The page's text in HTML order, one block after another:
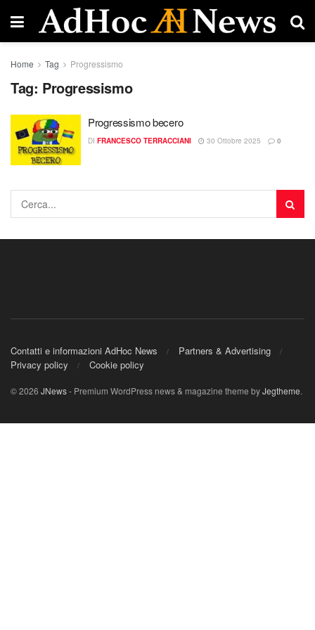
Home Tag Progressismo
Tag: Progressismo
Progressismo becero
DI FRANCESCO TERRACCIANI 30 Ottobre 2025 0
Contatti e informazioni AdHoc News
Partners & Advertising
Privacy policy
Cookie policy
© 2026 JNews- Premium WordPress news & magazine theme byJegtheme.